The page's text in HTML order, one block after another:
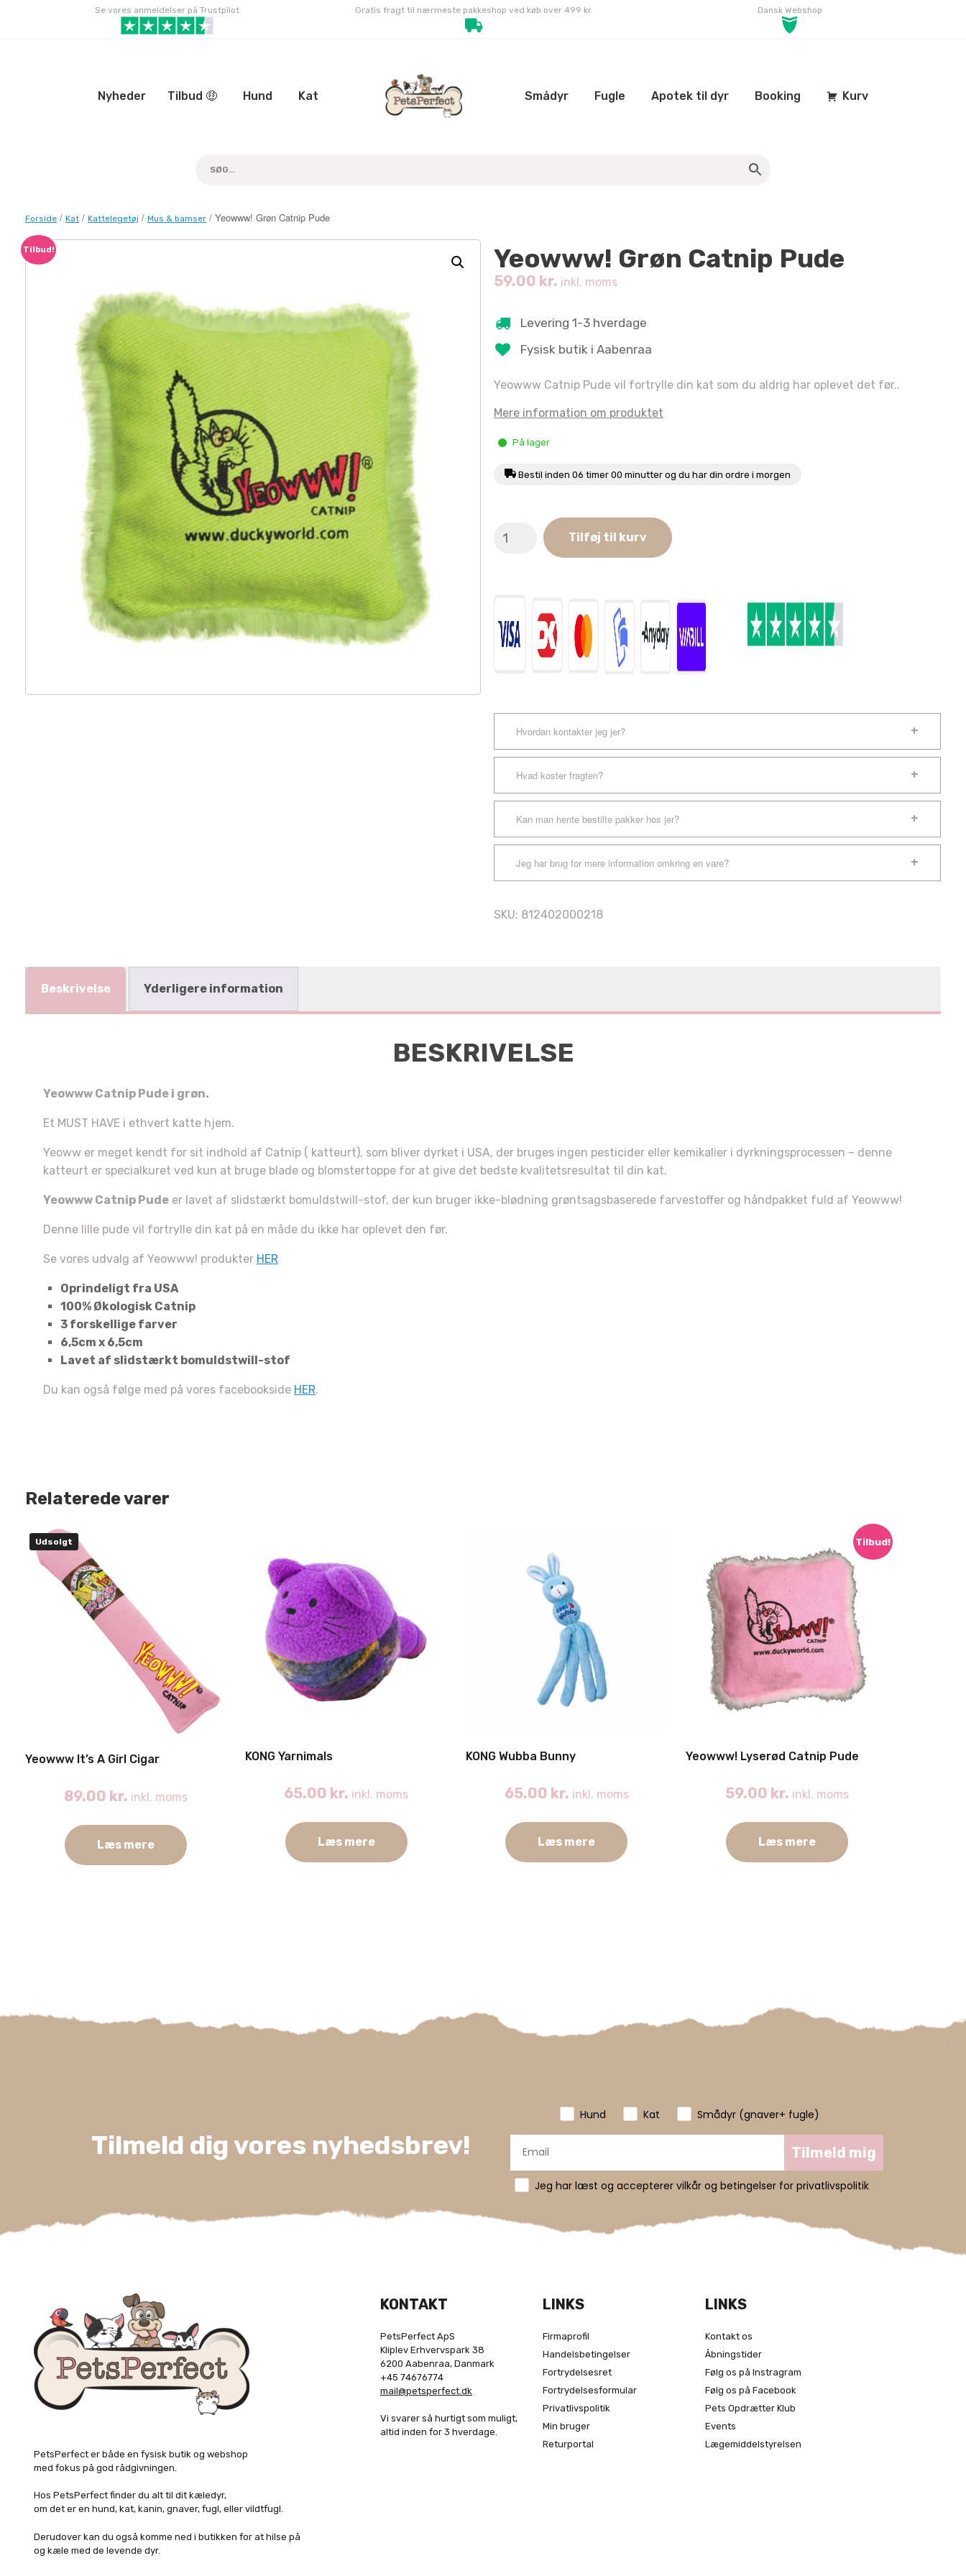
Se vores anmeldelser på Trustpilot Gratis fragt til nærmeste pakkeshop ved køb over 499 kr. Dansk Webshop
Nyheder Tilbud 🤑 Hund Kat Smådyr Fugle Apotek til dyr Booking Kurv
Forside / Kat / Kattelegetøj / Mus & bamser / Yeowww! Grøn Catnip Pude
Tilbud! Yeowww! Grøn Catnip Pude
59.00 kr. inkl. moms
Levering 1-3 hverdage
Fysisk butik i Aabenraa
Yeowww Catnip Pude vil fortrylle din kat som du aldrig har oplevet det før..
Mere information om produktet
På lager
Bestil inden 06 timer 00 minutter og du har din ordre i morgen
Grøn
Tilføj til kurv
Hvordan kontakter jeg jer?
Hvad koster fragten?
Kan man hente bestilte pakker hos jer?
Jeg har brug for mere information omkring en vare?
SKU: 812402000218
Beskrivelse Yderligere information
BESKRIVELSE
Yeowww Catnip Pude i grøn.
Et MUST HAVE i ethvert katte hjem.
Yeoww er meget kendt for sit indhold af Catnip ( katteurt), som bliver dyrket i USA, der bruges ingen pesticider eller kemikalier i dyrkningsprocessen – denne
katteurt er specialkuret ved kun at bruge blade og blomstertoppe for at give det bedste kvalitetsresultat til din kat.
Yeowww Catnip Pude er lavet af slidstærkt bomuldstwill-stof, der kun bruger ikke-blødning grøntsagsbaserede farvestoffer og håndpakket fuld af Yeowww!
Denne lille pude vil fortrylle din kat på en måde du ikke har oplevet den før.
Se vores udvalg af Yeowww! produkter HER
Oprindeligt fra USA
100% Økologisk Catnip
3 forskellige farver
6,5cm x 6,5cm
Lavet af slidstærkt bomuldstwill-stof
Du kan også følge med på vores facebookside HER.
Relaterede varer
Udsolgt
Yeowww It’s A Girl Cigar
89.00 kr. inkl. moms
Læs mere
KONG Yarnimals
65.00 kr. inkl. moms
Læs mere
KONG Wubba Bunny
65.00 kr. inkl. moms
Læs mere
Tilbud!
Yeowww! Lyserød Catnip Pude
59.00 kr. inkl. moms
Læs mere
Tilmeld dig vores nyhedsbrev!
Hund Kat Smådyr (gnaver+ fugle)
Tilmeld mig
Jeg har læst og accepterer vilkår og betingelser for privatlivspolitik
PetsPerfect er både en fysisk butik og webshop
med fokus på god rådgivningen.
Hos PetsPerfect finder du alt til dit kæledyr,
om det er en hund, kat, kanin, gnaver, fugl, eller vildtfugl.
Derudover kan du også komme ned i butikken for at hilse på
og kæle med de levende dyr.
KONTAKT
PetsPerfect ApS
Kliplev Erhvervspark 38
6200 Aabenraa, Danmark
+45 74676774
mail@petsperfect.dk
Vi svarer så hurtigt som muligt,
altid inden for 3 hverdage.
LINKS
Firmaprofil
Handelsbetingelser
Fortrydelsesret
Fortrydelsesformular
Privatlivspolitik
Min bruger
Returportal
LINKS
Kontakt os
Åbningstider
Følg os på Instragram
Følg os på Facebook
Pets Opdrætter Klub
Events
Lægemiddelstyrelsen
Du har fået
10% RABAT!
Hund 🐶